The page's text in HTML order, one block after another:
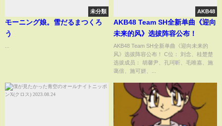
未分類
モーニング娘。雪だるまつくろ
う
AKB48
AKB48 Team SH全新单曲《迎向
未来的风》选拔阵容公布！
AKB48 Team SH全新单曲《迎向未来的
风》选拔阵容公布！ C位： 刘念、桂楚楚
选拔成员： 胡馨尹、孔珂昕、毛唯嘉、施
蔼倍、施可妍、...